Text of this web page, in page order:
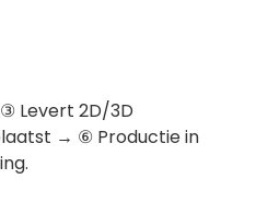
Levert 2D/3D
→ ⑥ Productie in